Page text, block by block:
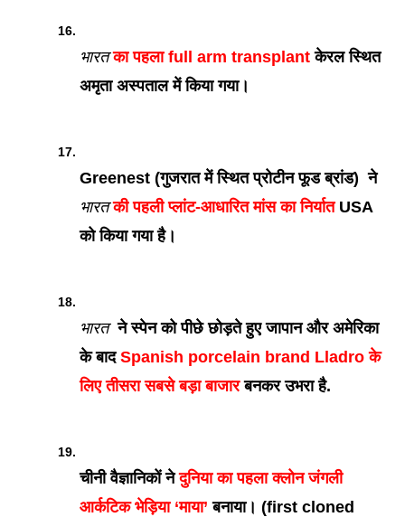
भारत का पहला full arm transplant केरल स्थित
अमृता अस्पताल में किया गया।
Greenest (गुजरात में स्थित प्रोटीन फूड ब्रांड)  ने
भारत की पहली प्लांट-आधारित मांस का निर्यात USA
को किया गया है।
भारत ने स्पेन को पीछे छोड़ते हुए जापान और अमेरिका
के बाद Spanish porcelain brand Lladro के
लिए तीसरा सबसे बड़ा बाजार बनकर उभरा है.
चीनी वैज्ञानिकों ने दुनिया का पहला क्लोन जंगली
आर्कटिक भेड़िया ‘माया’ बनाया। (first cloned